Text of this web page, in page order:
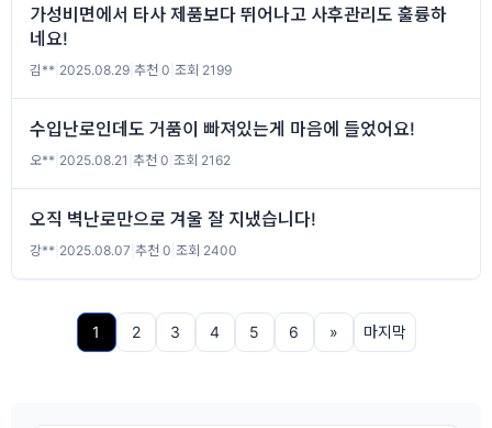
가성비면에서 타사 제품보다 뛰어나고 사후관리도 훌륭하
네요!
김** 2025.08.29 추천 0 조회 2199
수입난로인데도 거품이 빠져있는게 마음에 들었어요!
오** 2025.08.21 추천 0 조회 2162
오직 벽난로만으로 겨울 잘 지냈습니다!
강** 2025.08.07 추천 0 조회 2400
1 2 3 4 5 6 » 마지막